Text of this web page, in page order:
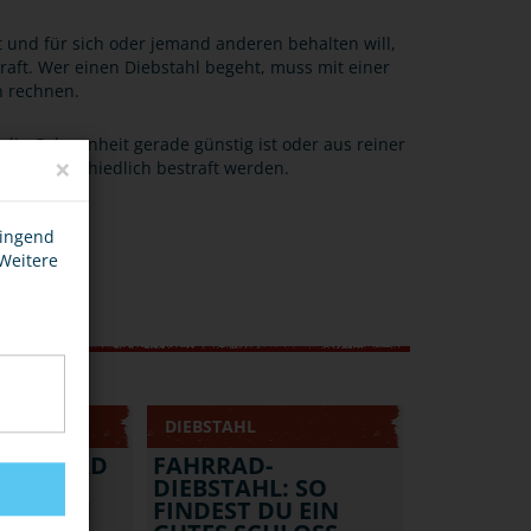
für sich oder jemand anderen behalten will,
Wer einen Diebstahl begeht, muss mit einer
rechnen.
Gelegenheit gerade günstig ist oder aus reiner
unterschiedlich bestraft werden.
RAD
DIEBSTAHL
FAHRRAD-
DIEBSTAHL: SO
FINDEST DU EIN
×